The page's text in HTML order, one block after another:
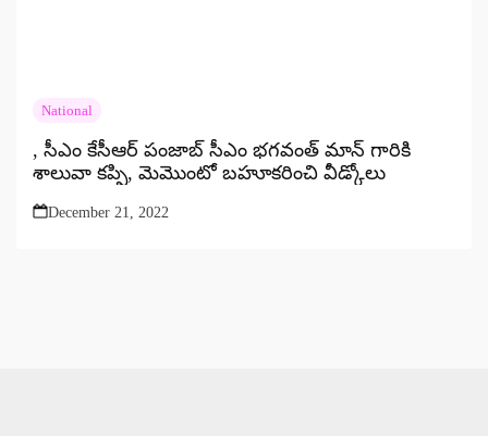
National
, సీఎం కేసీఆర్ పంజాబ్ సీఎం భగవంత్ మాన్ గారికి
శాలువా కప్పి, మెమొంటో బహూకరించి వీడ్కోలు
December 21, 2022